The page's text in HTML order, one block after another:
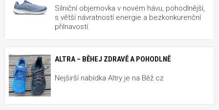
Silniční objemovka v novém hávu, pohodlnější,
s větší návratností energie a bezkonkurenční
přilnavostí.
ALTRA – BĚHEJ ZDRAVĚ A POHODLNĚ
Nejširší nabídka Altry je na Běž.cz